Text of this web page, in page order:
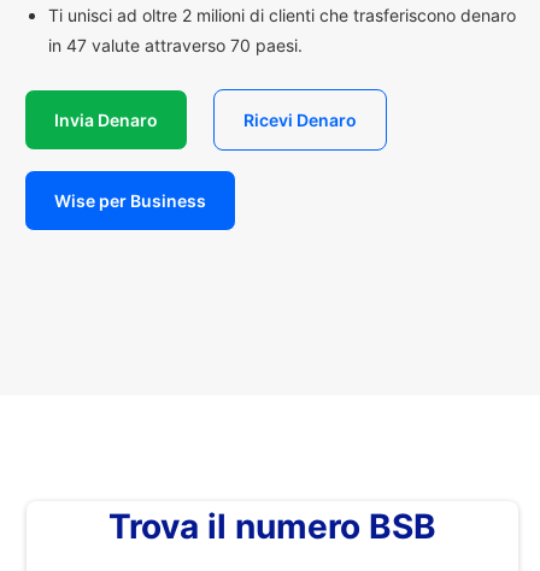
Ti unisci ad oltre 2 milioni di clienti che trasferiscono denaro
in 47 valute attraverso 70 paesi.
Invia Denaro Ricevi Denaro
Wise per Business
Trova il numero BSB